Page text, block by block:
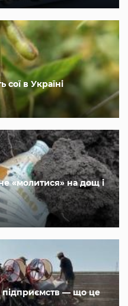
в Україні
«молитися» на дощ і
підприємств — що це